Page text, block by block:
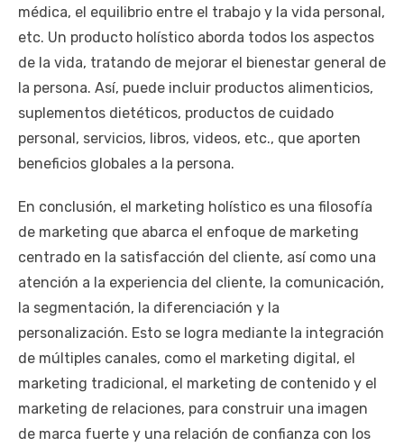
médica, el equilibrio entre el trabajo y la vida personal,
etc. Un producto holístico aborda todos los aspectos
de la vida, tratando de mejorar el bienestar general de
la persona. Así, puede incluir productos alimenticios,
suplementos dietéticos, productos de cuidado
personal, servicios, libros, videos, etc., que aporten
beneficios globales a la persona.
En conclusión, el marketing holístico es una filosofía
de marketing que abarca el enfoque de marketing
centrado en la satisfacción del cliente, así como una
atención a la experiencia del cliente, la comunicación,
la segmentación, la diferenciación y la
personalización. Esto se logra mediante la integración
de múltiples canales, como el marketing digital, el
marketing tradicional, el marketing de contenido y el
marketing de relaciones, para construir una imagen
de marca fuerte y una relación de confianza con los